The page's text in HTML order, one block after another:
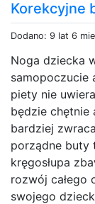
Korekcyjne
Dodano: 9 lat 6
Noga dziecka
samopoczucie
piety nie
będzie chętnie
bardziej
porządne buty
kręgosłupa
rozwój całego
swojego